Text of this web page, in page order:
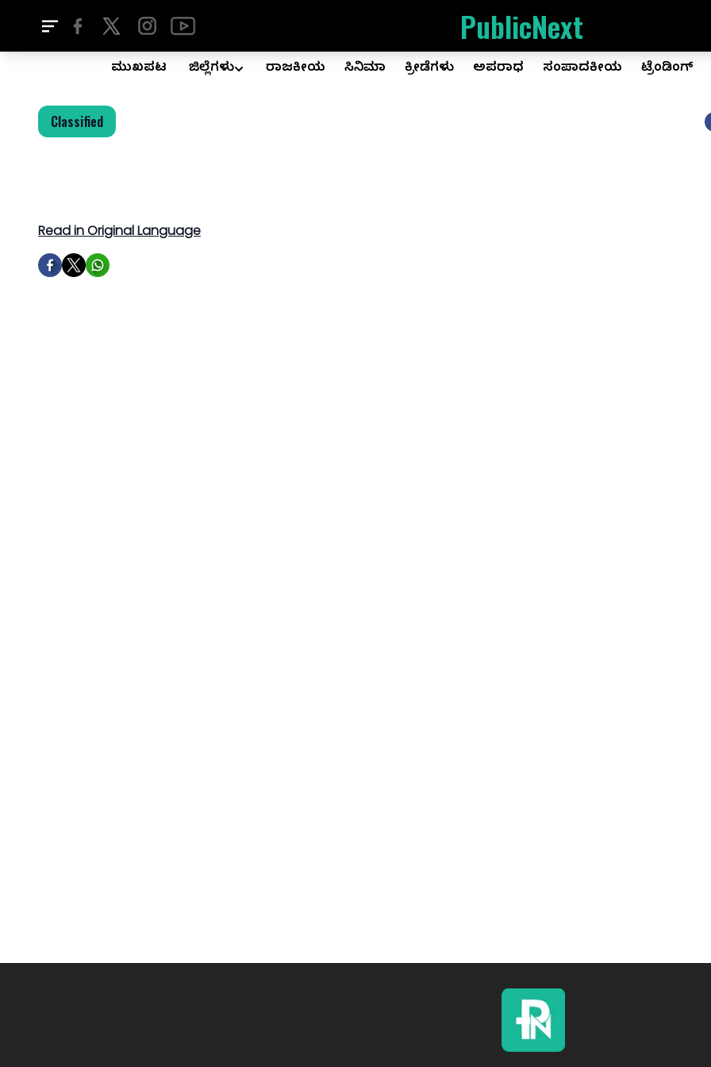
PublicNext
ಮುಖಪುಟ ಜಿಲ್ಲೆಗಳು ರಾಜಕೀಯ ಸಿನಿಮಾ ಕ್ರೀಡೆಗಳು ಅಪರಾಧ ಸಂಪಾದಕೀಯ ಟ್ರೆಂಡಿಂಗ್
Classified
Read in Original Language